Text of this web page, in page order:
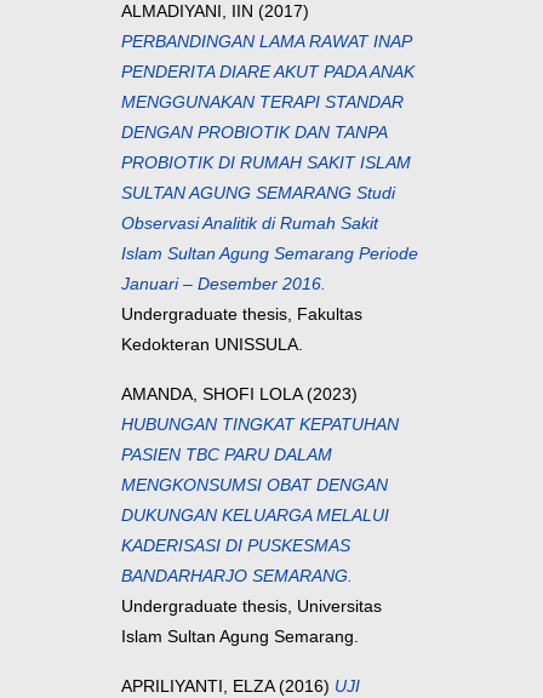
ALMADIYANI, IIN (2017)
PERBANDINGAN LAMA RAWAT INAP
PENDERITA DIARE AKUT PADA ANAK
MENGGUNAKAN TERAPI STANDAR
DENGAN PROBIOTIK DAN TANPA
PROBIOTIK DI RUMAH SAKIT ISLAM
SULTAN AGUNG SEMARANG Studi
Observasi Analitik di Rumah Sakit
Islam Sultan Agung Semarang Periode
Januari – Desember 2016.
Undergraduate thesis, Fakultas
Kedokteran UNISSULA.
AMANDA, SHOFI LOLA(2023)
HUBUNGAN TINGKAT KEPATUHAN
PASIEN TBC PARU DALAM
MENGKONSUMSI OBAT DENGAN
DUKUNGAN KELUARGA MELALUI
KADERISASI DI PUSKESMAS
BANDARHARJO SEMARANG.
Undergraduate thesis, Universitas
Islam Sultan Agung Semarang.
APRILIYANTI, ELZA(2016) UJI